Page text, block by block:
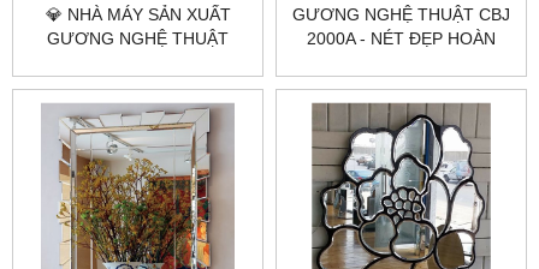
💎 NHÀ MÁY SẢN XUẤT
GƯƠNG NGHỆ THUẬT
CITYBUILDING
GƯƠNG NGHỆ THUẬT CBJ
2000A - NÉT ĐẸP HOÀN